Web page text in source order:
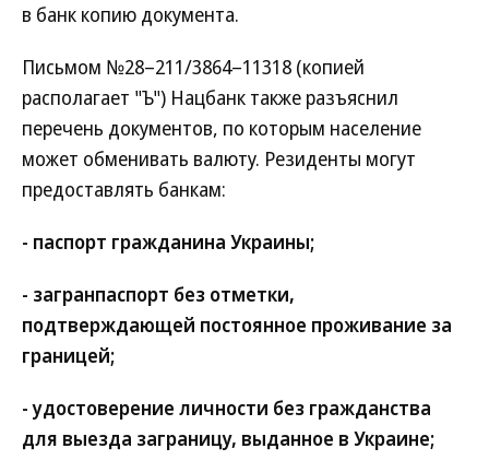
в банк копию документа.
Письмом №28–211/3864–11318 (копией
располагает "Ъ") Нацбанк также разъяснил
перечень документов, по которым население
может обменивать валюту. Резиденты могут
предоставлять банкам:
- паспорт гражданина Украины;
- загранпаспорт без отметки,
подтверждающей постоянное проживание за
границей;
- удостоверение личности без гражданства
для выезда заграницу, выданное в Украине;